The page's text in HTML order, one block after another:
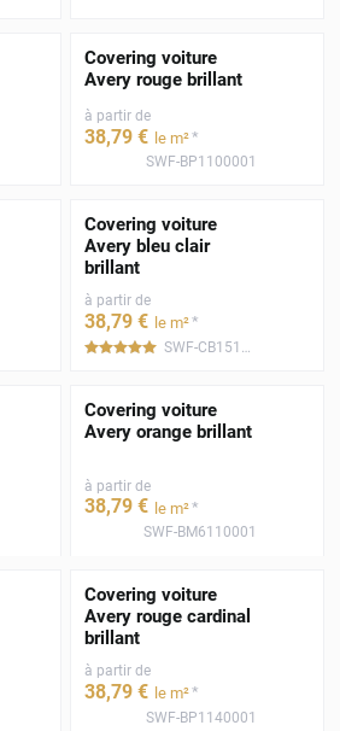
Covering voiture
Avery rouge brillant
à partir de
38,79 € le m²*
SWF-BP1100001
Covering voiture
Avery bleu clair
brillant
à partir de
38,79 € le m²*
*****
Covering voiture
Avery orange brillant
à partir de
38,79 € le m²*
SWF-BM6110001
Covering voiture
Avery rouge cardinal
brillant
à partir de
38,79 € le m²*
SWF-BP1140001